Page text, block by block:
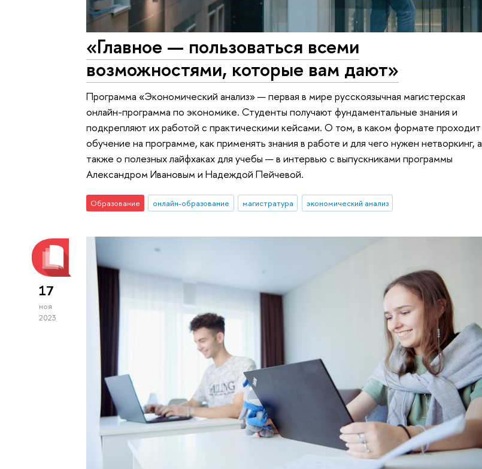
«Главное — пользоваться всеми
возможностями, которые вам дают»
Программа «Экономический анализ» — первая в мире русскоязычная магистерская
онлайн-программа по экономике. Студенты получают фундаментальные знания и
подкрепляют их работой с практическими кейсами. О том, в каком формате проходит
обучение на программе, как применять знания в работе и для чего нужен нетворкинг, а
также о полезных лайфхаках для учебы — в интервью с выпускниками программы
Александром Ивановым и Надеждой Пейчевой.
Образование онлайн-образование магистратура экономический анализ
17
ноя
2023